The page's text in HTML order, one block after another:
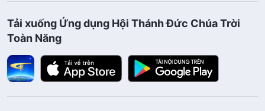
Tải xuống Ứng dụng Hội Thánh Đức Chúa Trời
Toàn Năng